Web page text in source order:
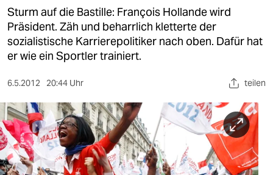
gesellschaft
kultur
sport
berlin
nord
wahrheit
Sturm auf die Bastille: François Hollande wird
Präsident. Zäh und beharrlich kletterte der
sozialistische Karrierepolitiker nach oben. Dafür hat
er wie ein Sportler trainiert.
6.5.2012 20:44 Uhr teilen